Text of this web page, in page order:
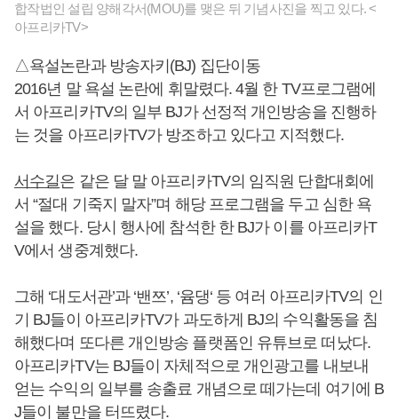
합작법인 설립 양해각서(MOU)를 맺은 뒤 기념사진을 찍고 있다. <
아프리카TV>
△욕설논란과 방송자키(BJ) 집단이동
2016년 말 욕설 논란에 휘말렸다. 4월 한 TV프로그램에
서 아프리카TV의 일부 BJ가 선정적 개인방송을 진행하
는 것을 아프리카TV가 방조하고 있다고 지적했다.
서수길은 같은 달 말 아프리카TV의 임직원 단합대회에
서 “절대 기죽지 말자”며 해당 프로그램을 두고 심한 욕
설을 했다. 당시 행사에 참석한 한 BJ가 이를 아프리카T
V에서 생중계했다.
그해 ‘대도서관’과 ‘밴쯔’, ‘윰댕‘ 등 여러 아프리카TV의 인
기 BJ들이 아프리카TV가 과도하게 BJ의 수익활동을 침
해했다며 또다른 개인방송 플랫폼인 유튜브로 떠났다.
아프리카TV는 BJ들이 자체적으로 개인광고를 내보내
얻는 수익의 일부를 송출료 개념으로 떼가는데 여기에 B
J들이 불만을 터뜨렸다.